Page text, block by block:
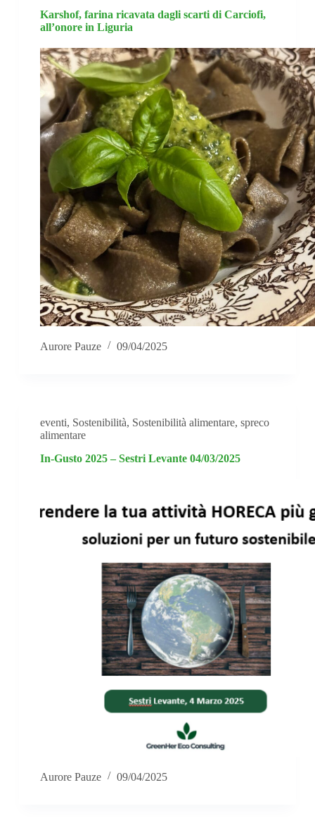
Karshof, farina ricavata dagli scarti di Carciofi,
all’onore in Liguria
Aurore Pauze 09/04/2025
eventi, Sostenibilità, Sostenibilità alimentare, spreco
alimentare
In-Gusto 2025 – Sestri Levante 04/03/2025
Aurore Pauze 09/04/2025